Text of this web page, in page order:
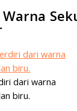
dari warna
biru.